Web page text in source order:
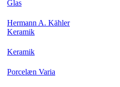
Glas
Hermann A. Kähler
Keramik
Keramik
Porcelæn Varia